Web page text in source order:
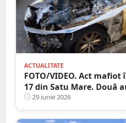
ACTUALITATE
FOTO/VIDEO. Act
17 din Satu Mare. Două
cuprinse de flăcări. Poliția
anchetă
29 iunie 2026